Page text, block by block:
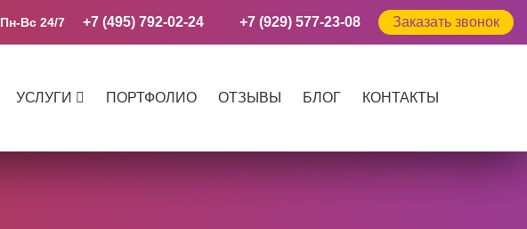
Пн-Вс 24/7 +7 (495) 792-02-24 +7 (929) 577-23-08 Заказать звонок
УСЛУГИ ПОРТФОЛИО ОТЗЫВЫ БЛОГ КОНТАКТЫ